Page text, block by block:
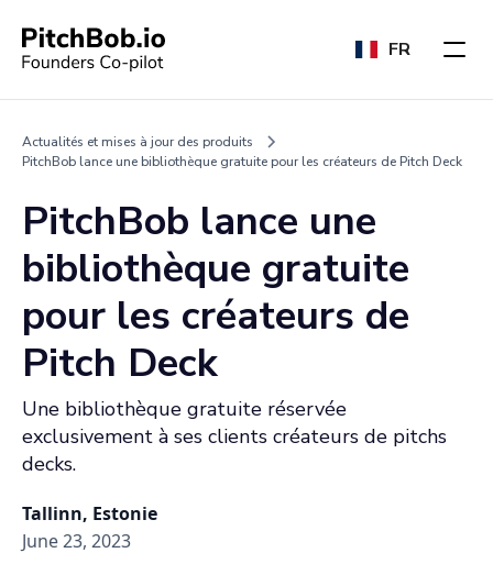
FR
Actualités et mises à jour des produits
PitchBob lance une bibliothèque gratuite pour les créateurs de Pitch Deck
PitchBob lance une
bibliothèque gratuite
pour les créateurs de
Pitch Deck
Une bibliothèque gratuite réservée
exclusivement à ses clients créateurs de pitchs
decks.
Tallinn, Estonie
June 23, 2023